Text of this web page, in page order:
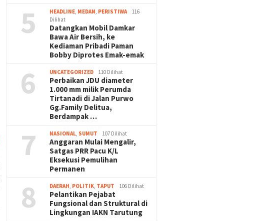
5 HEADLINE, MEDAN, PERISTIWA
116
Dilihat
Datangkan Mobil Damkar
Bawa Air Bersih, ke
Kediaman Pribadi Paman
Bobby Diprotes Emak-emak
6 UNCATEGORIZED 110 Dilihat
Perbaikan JDU diameter
1.000 mm milik Perumda
Tirtanadi di Jalan Purwo
Gg.Family Delitua,
Berdampak …
7 NASIONAL, SUMUT 107 Dilihat
Anggaran Mulai Mengalir,
Satgas PRR Pacu K/L
Eksekusi Pemulihan
Permanen
8 DAERAH, POLITIK, TAPUT 106 Dilihat
Pelantikan Pejabat
Fungsional dan Struktural di
Lingkungan IAKN Tarutung